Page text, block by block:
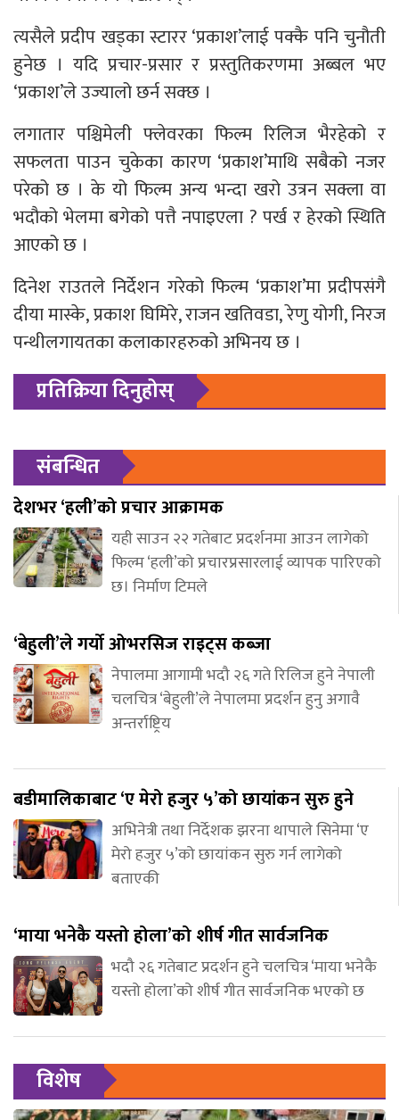
त्यसैले प्रदीप खड्का स्टारर ‘प्रकाश’लाई पक्कै पनि चुनौती
हुनेछ । यदि प्रचार-प्रसार र प्रस्तुतिकरणमा अब्बल भए
‘प्रकाश’ले उज्यालो छर्न सक्छ ।
लगातार पश्चिमेली फ्लेवरका फिल्म रिलिज भैरहेको र
सफलता पाउन चुकेका कारण ‘प्रकाश’माथि सबैको नजर
परेको छ । के यो फिल्म अन्य भन्दा खरो उत्रन सक्ला वा
भदौको भेलमा बगेको पत्तै नपाइएला ? पर्ख र हेरको स्थिति
आएको छ ।
दिनेश राउतले निर्देशन गरेको फिल्म ‘प्रकाश’मा प्रदीपसंगै
दीया मास्के, प्रकाश घिमिरे, राजन खतिवडा, रेणु योगी, निरज
पन्थीलगायतका कलाकारहरुको अभिनय छ ।
प्रतिक्रिया दिनुहोस्
संबन्धित
देशभर ‘हली’को प्रचार आक्रामक
यही साउन २२ गतेबाट प्रदर्शनमा आउन लागेको
फिल्म ‘हली’को प्रचारप्रसारलाई व्यापक पारिएको
छ। निर्माण टिमले
‘बेहुली’ले गर्यो ओभरसिज राइट्स कब्जा
नेपालमा आगामी भदौ २६ गते रिलिज हुने नेपाली
चलचित्र ‘बेहुली’ले नेपालमा प्रदर्शन हुनु अगावै
अन्तर्राष्ट्रिय
बडीमालिकाबाट ‘ए मेरो हजुर ५’को छायांकन सुरु हुने
अभिनेत्री तथा निर्देशक झरना थापाले सिनेमा ‘ए
मेरो हजुर ५’को छायांकन सुरु गर्न लागेको
बताएकी
‘माया भनेकै यस्तो होला’को शीर्ष गीत सार्वजनिक
भदौ २६ गतेबाट प्रदर्शन हुने चलचित्र ‘माया भनेकै
यस्तो होला’को शीर्ष गीत सार्वजनिक भएको छ
विशेष